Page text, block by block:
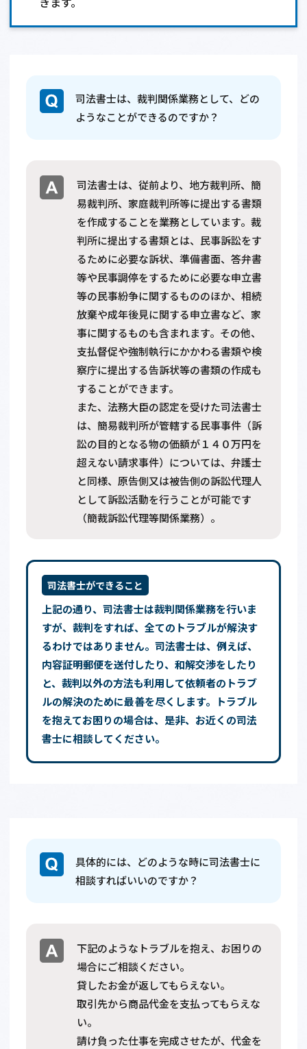
司法書士は、裁判関係業務として、どの
ようなことができるのですか？
司法書士は、従前より、地方裁判所、簡
易裁判所、家庭裁判所等に提出する書類
を作成することを業務としています。裁
判所に提出する書類とは、民事訴訟をす
るために必要な訴状、準備書面、答弁書
等や民事調停をするために必要な申立書
等の民事紛争に関するもののほか、相続
放棄や成年後見に関する申立書など、家
事に関するものも含まれます。その他、
支払督促や強制執行にかかわる書類や検
察庁に提出する告訴状等の書類の作成も
することができます。
また、法務大臣の認定を受けた司法書士
は、簡易裁判所が管轄する民事事件（訴
訟の目的となる物の価額が１４０万円を
超えない請求事件）については、弁護士
と同様、原告側又は被告側の訴訟代理人
として訴訟活動を行うことが可能です
（簡裁訴訟代理等関係業務）。
司法書士ができること
上記の通り、司法書士は裁判関係業務を行いま
すが、裁判をすれば、全てのトラブルが解決す
るわけではありません。司法書士は、例えば、
内容証明郵便を送付したり、和解交渉をしたり
と、裁判以外の方法も利用して依頼者のトラブ
ルの解決のために最善を尽くします。トラブル
を抱えてお困りの場合は、是非、お近くの司法
書士に相談してください。
具体的には、どのような時に司法書士に
相談すればいいのですか？
下記のようなトラブルを抱え、お困りの
場合にご相談ください。
貸したお金が返してもらえない。
取引先から商品代金を支払ってもらえな
い。
請け負った仕事を完成させたが、代金を